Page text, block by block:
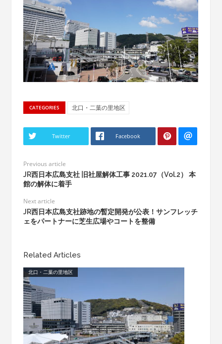
CATEGORIES 北口・二葉の里地区
Twitter Facebook
Previous article
JR西日本広島支社 旧社屋解体工事 2021.07（Vol.2） 本
館の解体に着手
Next article
JR西日本広島支社跡地の暫定開発が公表！サンフレッチ
ェをパートナーに芝生広場やコートを整備
Related Articles
北口・二葉の里地区